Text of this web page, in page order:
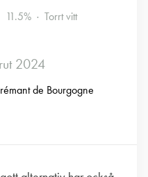
11.5% Torrt vitt
2024
de Bourgogne